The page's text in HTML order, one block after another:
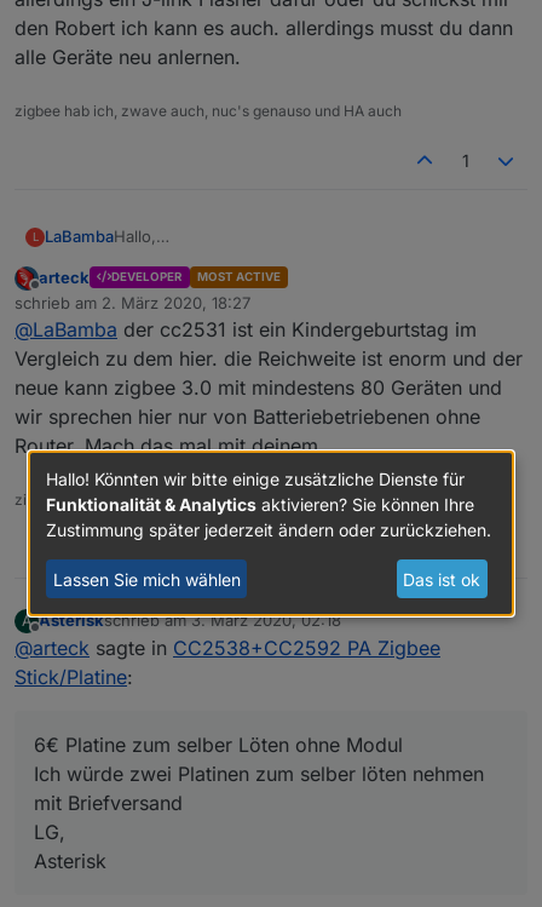
den Robert ich kann es auch. allerdings musst du dann
alle Geräte neu anlernen.
zigbee hab ich, zwave auch, nuc's genauso und HA auch
1
L LaBambaHallo,
Ich verwende noch den CC2531. Was ist dein
Problem damit?
Was kann der Stick besser als der CC2531 und
vorallem wie ist die Reichweite?
Offline
arteck DEVELOPER MOST ACTIVE
schrieb am 2. März 2020, 18:27
zuletzt editiert von
@LaBamba der cc2531 ist ein Kindergeburtstag im
Vergleich zu dem hier. die Reichweite ist enorm und der
neue kann zigbee 3.0 mit mindestens 80 Geräten und
wir sprechen hier nur von Batteriebetriebenen ohne
Router. Mach das mal mit deinem
zigbee hab ich, zwave auch, nuc's genauso und HA auch
A
Offline
Asteriskschrieb am3. März 2020, 02:18
zuletzt editiert von
@arteck sagte in CC2538+CC2592 PA Zigbee
Stick/Platine:
6€ Platine zum selber Löten ohne Modul
Ich würde zwei Platinen zum selber löten nehmen
mit Briefversand
LG,
Asterisk
Hallo! Könnten wir bitte einige zusätzliche Dienste für
Funktionalität & Analytics aktivieren? Sie können Ihre
Zustimmung später jederzeit ändern oder zurückziehen.
Lassen Sie mich wählen Das ist ok